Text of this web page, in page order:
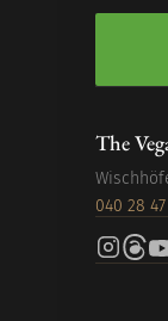
The
040 28